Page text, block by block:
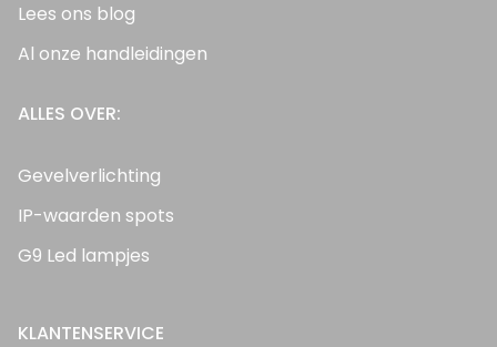
Lees ons blog
Al onze handleidingen
ALLES OVER:
Gevelverlichting
IP-waarden spots
G9 Led lampjes
KLANTENSERVICE